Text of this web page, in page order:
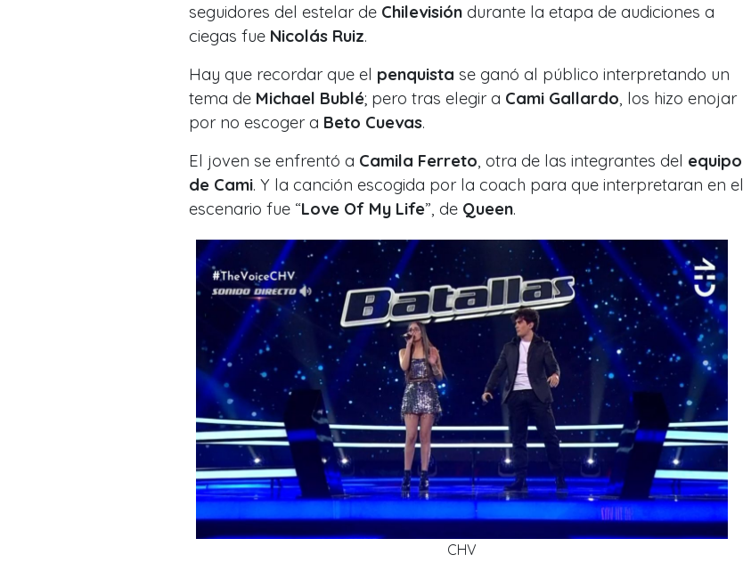
seguidores del estelar de Chilevisión durante la etapa de audiciones a
ciegas fue Nicolás Ruiz.
Hay que recordar que el penquista se ganó al público interpretando un
tema de Michael Bublé; pero tras elegir a Cami Gallardo , los hizo enojar
por no escoger a Beto Cuevas.
El joven se enfrentó a Camila Ferreto , otra de las integrantes del equipo
de Cami. Y la canción escogida por la coach para que interpretaran en el
escenario fue “Love Of My Life”, de Queen.
CHV